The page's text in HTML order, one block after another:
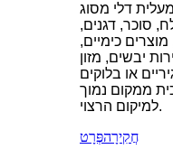
מעלית דלי מסוג Z משמשת בעיקר לחומרים
סוכר, דגנים,
כימיים,
יבשים, מזון
או בלוקים
ממקום נמוך
למיקום הרצוי.
חֲקִירָהפְּרָט